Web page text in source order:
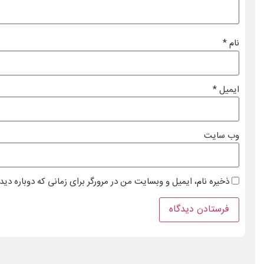
نام*
ایمیل*
وب‌ سایت
ذخیره نام، ایمیل و وبسایت من در مرورگر برای زمانی که دوباره